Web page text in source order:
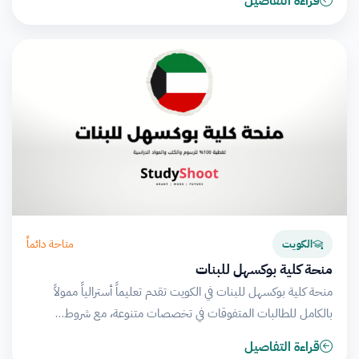
الكويت متاحة دائماً
منحة كلية بوكسهل للبنات
منحة كلية بوكسهل للبنات في الكويت تقدم تعليماً أسترالياً ممولاً
بالكامل للطالبات المتفوقات في تخصصات متنوعة، مع شروط…
قراءة التفاصيل